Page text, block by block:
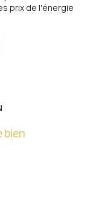
prix de l'énergie
bien